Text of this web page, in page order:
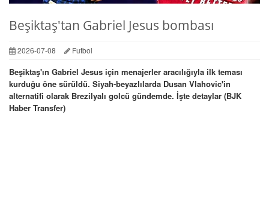
Beşiktaş'tan Gabriel Jesus bombası
2026-07-08 Futbol
Beşiktaş'ın Gabriel Jesus için menajerler aracılığıyla ilk teması
kurduğu öne sürüldü. Siyah-beyazlılarda Dusan Vlahovic'in
alternatifi olarak Brezilyalı golcü gündemde. İşte detaylar (BJK
Haber Transfer)